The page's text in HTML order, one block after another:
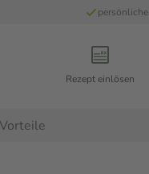
persönliche
Rezept einlösen
Vorteile